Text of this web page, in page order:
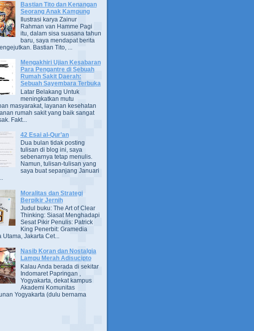
Bastian Tito dan Kenangan
Seorang Anak Kampung
Ilustrasi karya Zainur
Rahman van Hamme Pagi
itu, dalam sisa suasana tahun
baru, saya mendapat berita
Bastian Tito, ...
Mengakhiri Ujian Kesabaran
Para Pengantre di Sebuah
Rumah Sakit Daerah:
Sebuah Sayembara Terbuka
Latar Belakang Untuk
meningkatkan mutu
masyarakat, layanan kesehatan
rumah sakit yang baik sangat
Fakt...
42 Esai al-Qur’an
Dua bulan tidak posting
tulisan di blog ini, saya
sebenarnya tetap menulis.
Namun, tulisan-tulisan yang
saya buat sepanjang Januari
Moralitas dan Strategi
Berpikir Jernih
Judul buku: The Art of Clear
Thinking: Siasat Menghadapi
Sesat Pikir Penulis: Patrick
King Penerbit: Gramedia
Utama, Jakarta Cet...
Nasib Koran dan Nostalgia
Lampu Merah Adisucipto
Kalau Anda berada di sekitar
Indomaret Papringan ,
Yogyakarta, dekat kampus
Akademi Komunitas
Yogyakarta (dulu bernama